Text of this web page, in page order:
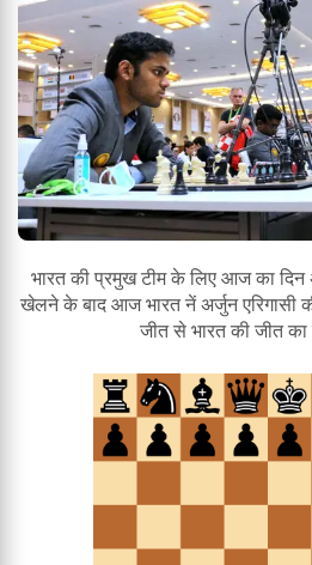
भारत की प्रमुख टीम के लिए आज का
खेलने के बाद आज भारत नें अर्जुन एरिगासी
जीत से भारत की जीत का